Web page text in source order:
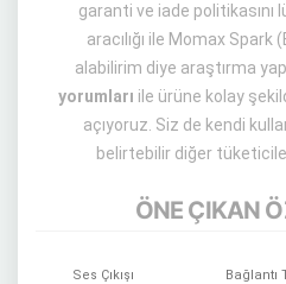
garanti ve iade politikasını
aracılığı ile Momax Spark
alabilirim diye araştırma
yorumları ile ürüne kolay
açıyoruz. Siz de kendi
belirtebilir diğer
ÖNE ÇIKAN
Ses Çıkışı Bağlantı